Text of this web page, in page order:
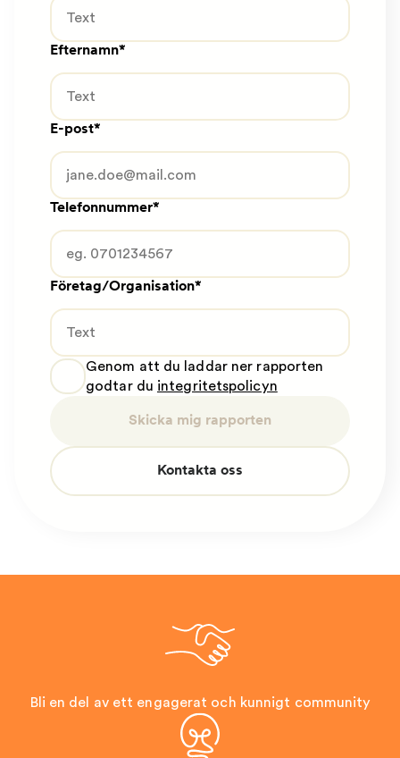
Efternamn
E-post
Telefonnummer
Företag/Organisation
Genom att du laddar ner rapporten
godtar du integritetspolicyn
Skicka mig rapporten
Kontakta oss
Bli en del av ett engagerat och kunnigt community